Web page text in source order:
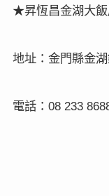
★昇恆昌金湖大
地址：金門縣金
電話： 08 233